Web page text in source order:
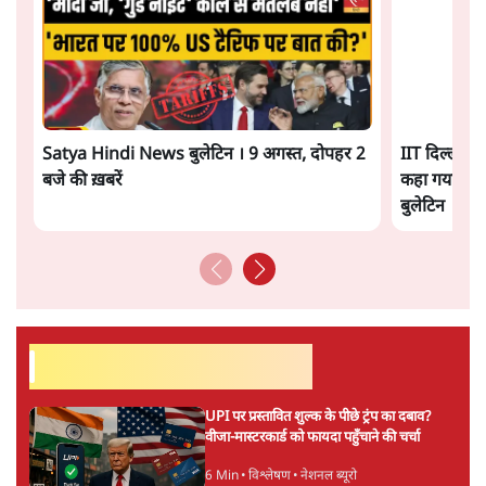
सत्य हिन्दी ऐपडाउनलोडकरें
सतीश झा समकालीन भारतीय भाषाई लेखन के सबसे सूक्ष्म,
संस्कृति और भाषा पर उनकी दृष्टि गहरी और साफ़ है। उनकी शैली—
हिंदी‑हिंदुस्तानी लेखन में एक विशिष्ट स्थान देती है।
सतीश झाकी और स्टोरी पढ़ें